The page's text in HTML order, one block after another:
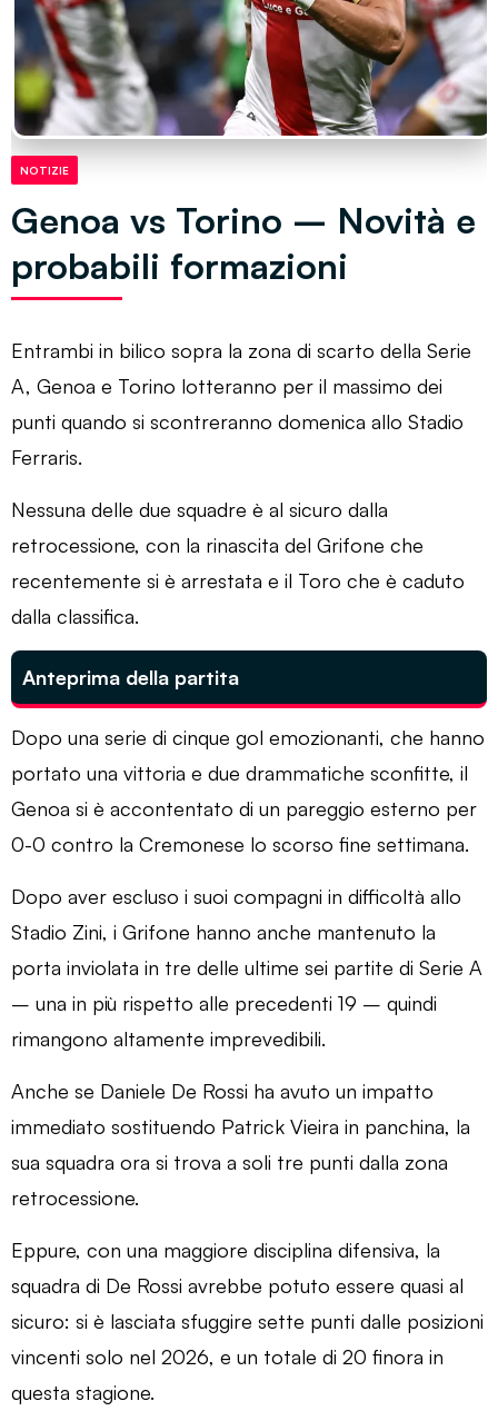
NOTIZIE
Genoa vs Torino – Novità e
probabili formazioni
Entrambi in bilico sopra la zona di scarto della Serie
A, Genoa e Torino lotteranno per il massimo dei
punti quando si scontreranno domenica allo Stadio
Ferraris.
Nessuna delle due squadre è al sicuro dalla
retrocessione, con la rinascita del Grifone che
recentemente si è arrestata e il Toro che è caduto
dalla classifica.
Anteprima della partita
Dopo una serie di cinque gol emozionanti, che hanno
portato una vittoria e due drammatiche sconfitte, il
Genoa si è accontentato di un pareggio esterno per
0-0 contro la Cremonese lo scorso fine settimana.
Dopo aver escluso i suoi compagni in difficoltà allo
Stadio Zini, i Grifone hanno anche mantenuto la
porta inviolata in tre delle ultime sei partite di Serie A
– una in più rispetto alle precedenti 19 – quindi
rimangono altamente imprevedibili.
Anche se Daniele De Rossi ha avuto un impatto
immediato sostituendo Patrick Vieira in panchina, la
sua squadra ora si trova a soli tre punti dalla zona
retrocessione.
Eppure, con una maggiore disciplina difensiva, la
squadra di De Rossi avrebbe potuto essere quasi al
sicuro: si è lasciata sfuggire sette punti dalle posizioni
vincenti solo nel 2026, e un totale di 20 finora in
questa stagione.